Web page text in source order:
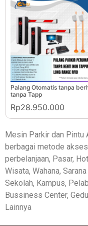
Palang Otomatis tanpa
tanpa Tapp
Rp28.950.000
Mesin Parkir dan Pintu
berbagai metode
perbelanjaan, Pasar,
Wisata, Wahana,
Sekolah, Kampus,
Bussiness Center,
Lainnya